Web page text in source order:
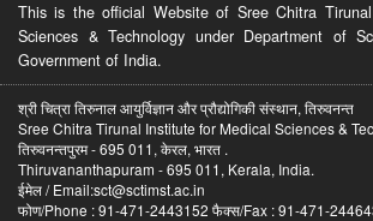
This is the official Website of Sree Chitra
Sciences & Technology under Department of
Government of India.
श्री चित्रा तिरुनाल आयुर्विज्ञान और प्रौद्योगिकी संस्थान, तिरुवनन्त
Sree Chitra Tirunal Institute for Medical Sciences &
तिरुवनन्तपुरम - 695 011, केरल, भारत .
Thiruvananthapuram - 695 011, Kerala, India.
ईमेल / Email:sct@sctimst.ac.in
फोण/Phone : 91-471-2443152 फैक्स/Fax : 91-471-